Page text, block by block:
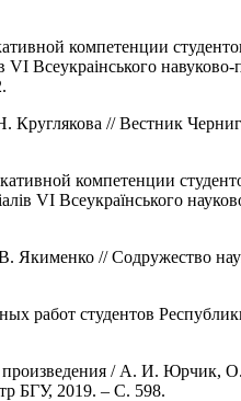
компетенции
Всеукраінського навуково-
// Вестник
компетенции
VІ Всеукраїнського
Якименко // Содружество
работ студентов
произведения / А. И. Юрчик,
БГУ, 2019. – С. 598.